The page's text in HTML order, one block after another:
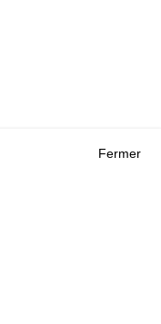
Fermer